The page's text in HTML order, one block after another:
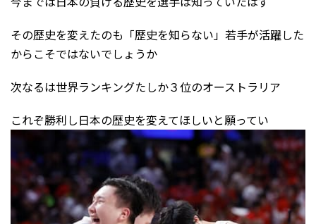
その歴史を変えたのも「歴史を知らない」若手が活躍した
からこそではないでしょうか
次なるは世界ランキングたしか３位のオーストラリア
これぞ勝利し日本の歴史を変えてほしいと願ってい